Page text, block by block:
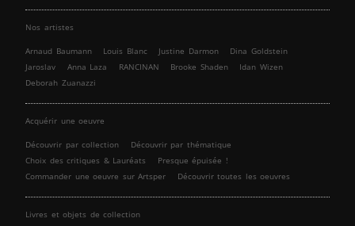
Nos artistes
Arnaud Baumann Louis Blanc Justine Darmon
Dina Goldstein
Jaroslav
Anna Laza RANCINAN Brooke Shaden
Idan Wizen
Deborah Zuanazzi
Acquérir une oeuvre
Découvrir par collection
Découvrir par thématique
Choix des critiques & Lauréats
Presque épuisée !
Commander une oeuvre sur Artsper
Découvrir toutes les oeuvres
Livres et objets de collection